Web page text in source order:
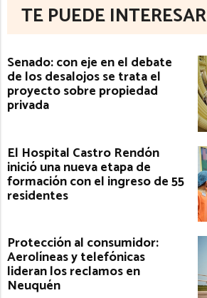
TE PUEDE INTERESAR
Senado: con eje en el debate
de los desalojos se trata el
proyecto sobre propiedad
privada
El Hospital Castro Rendón
inició una nueva etapa de
formación con el ingreso de 55
residentes
Protección al consumidor:
Aerolíneas y telefónicas
lideran los reclamos en
Neuquén